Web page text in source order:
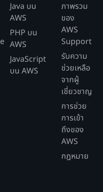
Java บน
AWS
PHP บน
AWS
JavaScript
บน AWS
ภาพรวม
ของ
AWS
Support
รับความ
ช่วยเหลือ
จากผู้
เชี่ยวชาญ
การช่วย
การเข้า
ถึงของ
AWS
กฎหมาย